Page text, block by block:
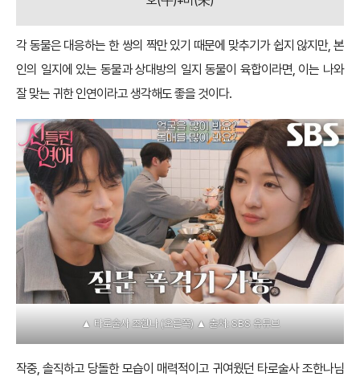
묘(卯)+술(戌)
진(辰)+유(酉)
사(巳)+신(申)
각 동물은 대응하는 한 쌍의 짝만 있기 때문에 맞추기가 쉽지 않지만, 본
인의 일지에 있는 동물과 상대방의 일지 동물이 육합이라면, 이는 나와
잘 맞는 귀한 인연이라고 생각해도 좋을 것이다.